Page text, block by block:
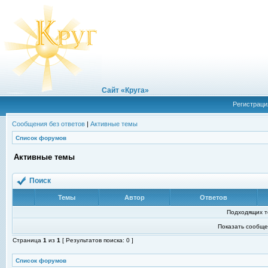
Сайт «Круга»
Сообщения без ответов | Активные темы
Список форумов
Активные темы
Поиск
Темы Автор Ответов
Подходящих
Показать
Страница 1 из 1 [ Результатов поиска: 0 ]
Список форумов